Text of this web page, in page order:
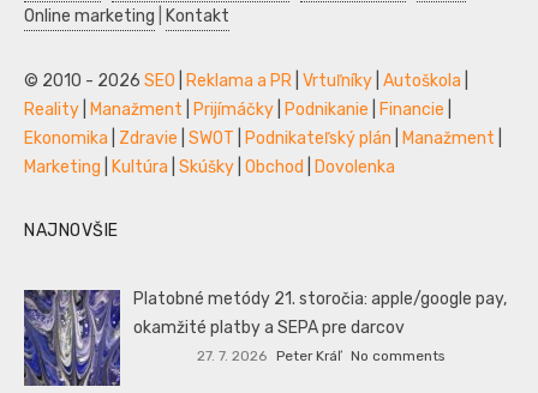
Online marketing
Kontakt
© 2010 - 2026 SEO Reklama a PR Vrtuľníky Autoškola
Reality
Manažment Prijímáčky Podnikanie Financie
Ekonomika
Zdravie SWOT Podnikateľský plán Manažment
Marketing
Kultúra Skúšky Obchod Dovolenka
NAJNOVŠIE
Platobné metódy 21. storočia: apple/google pay,
okamžité platby a SEPA pre darcov
27. 7. 2026 Peter Kráľ No comments